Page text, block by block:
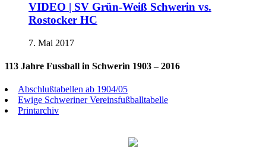
VIDEO | SV Grün-Weiß Schwerin vs.
Rostocker HC
7. Mai 2017
113 Jahre Fussball in Schwerin 1903 – 2016
Abschlußtabellen ab 1904/05
Ewige Schweriner Vereinsfußballtabelle
Printarchiv